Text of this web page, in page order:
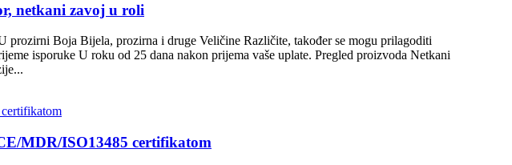
netkani zavoj u roli
Boja Bijela, prozirna i druge Veličine Različite, također se mogu prilagoditi
isporuke U roku od 25 dana nakon prijema vaše uplate. Pregled proizvoda Netkani
MDR/ISO13485 certifikatom